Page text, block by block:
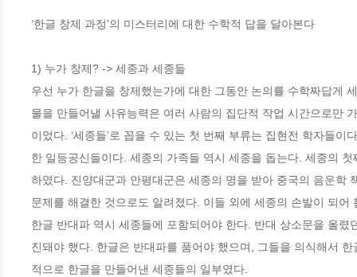
‘한글 창제 과정’의 미스터리에 대한 수학적 답을 달아본다
1) 누가 창제? -> 세종과 세종들
우선 누가 한글을 창제했는가에 대한 그동안 논의를 수학짜답게
물을 만들어낼 사유능력은 여러 사람의 집단적 작업 시간으로만
이었다. ‘세종들’로 꼽을 수 있는 첫 번째 부류는 집현전 학자들
한 일등공신들이다. 세종의 가족들 역시 세종을 돕는다. 세종의
하였다. 진양대군과 안평대군은 세종의 명을 받아 중국의 음운학
문제를 해결한 것으로도 알려졌다. 이들 외에 세종의 손발이 되
한글 반대파 역시 세종들에 포함되어야 한다. 반대 상소문을 올
진돼야 했다. 한글은 반대파를 품어야 했으며, 그들을 의식해서
적으로 한글을 만들어낸 세종들의 일부였다.